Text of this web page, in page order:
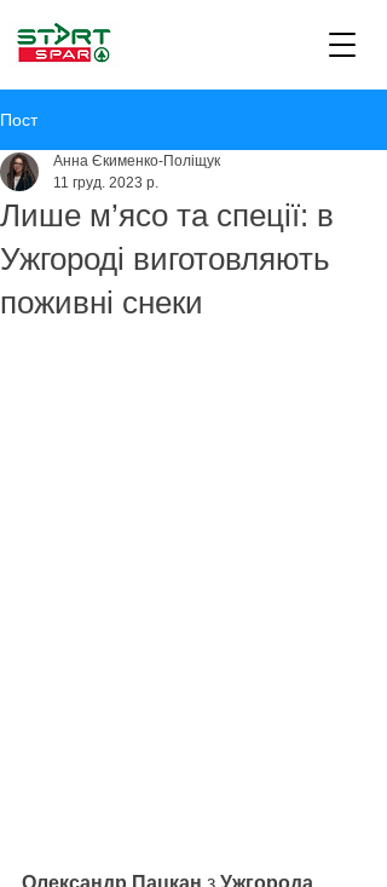
Пост
Лише м’ясо та спеції: в
Ужгороді виготовляють
поживні снеки
Анна Єкименко-Поліщук
11 груд. 2023 р.